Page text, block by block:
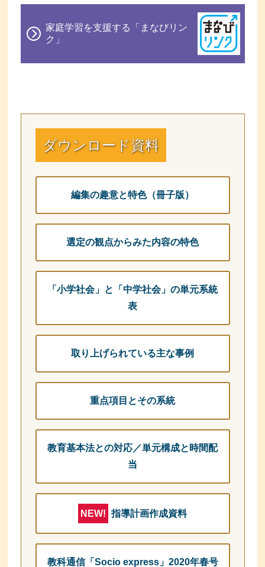
家庭学習を支援する「まなびリン
ク」
ダウンロード資料
編集の趣意と特色（冊子版）
選定の観点からみた内容の特色
「小学社会」と「中学社会」の単元系統
表
取り上げられている主な事例
重点項目とその系統
教育基本法との対応／単元構成と時間配
当
NEW! 指導計画作成資料
教科通信「Socio express」2020年春号